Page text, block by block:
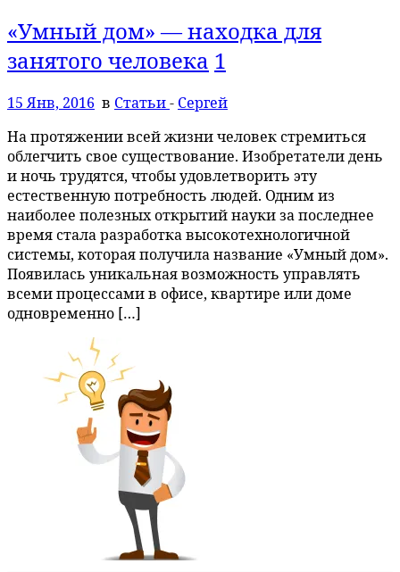
«Умный дом» — находка для
занятого человека 1
15 Янв, 2016 в Статьи- Сергей
На протяжении всей жизни человек стремиться
облегчить свое существование. Изобретатели день
и ночь трудятся, чтобы удовлетворить эту
естественную потребность людей. Одним из
наиболее полезных открытий науки за последнее
время стала разработка высокотехнологичной
системы, которая получила название «Умный дом».
Появилась уникальная возможность управлять
всеми процессами в офисе, квартире или доме
одновременно […]